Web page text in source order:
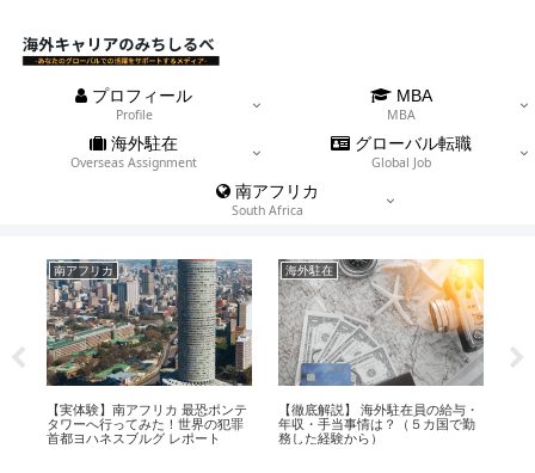
プロフィール
Profile
MBA
MBA
海外駐在
Overseas Assignment
グローバル転職
Global Job
南アフリカ
South Africa
南アフリカ
【実体験】南アフリカ 最恐ポンテ
タワーへ行ってみた！世界の犯罪
首都ヨハネスブルグ レポート
海外駐在
【徹底解説】 海外駐在員の給与・
年収・手当事情は？（５カ国で勤
務した経験から）